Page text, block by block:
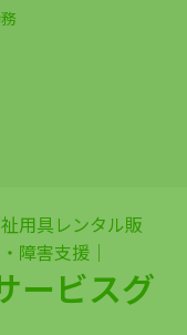
用具レンタル販
障害支援｜
ービスグ